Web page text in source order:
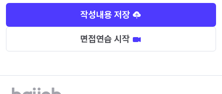
작성내용 저장
면접연습 시작